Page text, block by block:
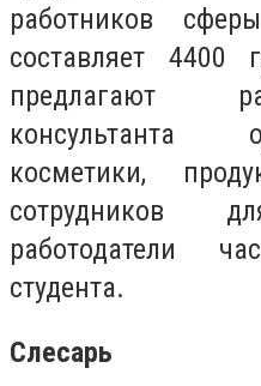
работников
составляет 4400
предлагают
консультанта
косметики,
сотрудников
работодатели
студента.
Слесарь